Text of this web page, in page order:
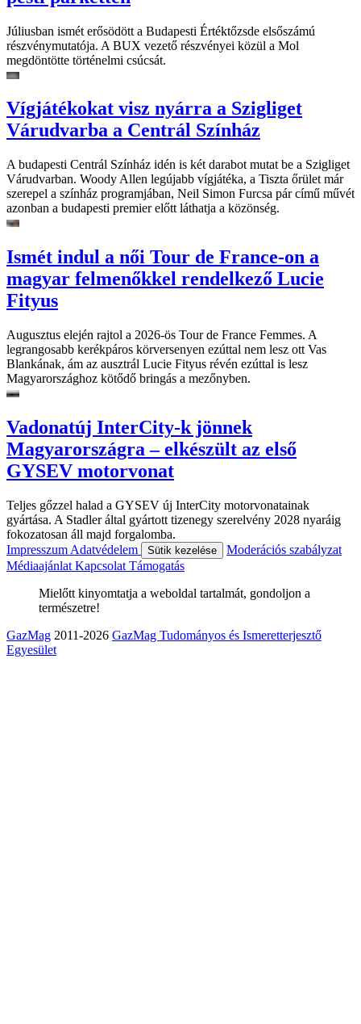
Júliusban ismét erősödött a Budapesti Értéktőzsde elsőszámú
részvénymutatója. A BUX vezető részvényei közül a Mol
megdöntötte történelmi csúcsát.
Vígjátékokat visz nyárra a Szigliget
Várudvarba a Centrál Színház
A budapesti Centrál Színház idén is két darabot mutat be a Szigliget
Várudvarban. Woody Allen legújabb vígjátéka, a Tiszta őrület már
szerepel a színház programjában, Neil Simon Furcsa pár című művét
azonban a budapesti premier előtt láthatja a közönség.
Ismét indul a női Tour de France-on a
magyar felmenőkkel rendelkező Lucie
Fityus
Augusztus elején rajtol a 2026-ös Tour de France Femmes. A
legrangosabb kerékpáros körversenyen ezúttal nem lesz ott Vas
Blankának, ám az ausztrál Lucie Fityus révén ezúttal is lesz
Magyarországhoz kötődő bringás a mezőnyben.
Vadonatúj InterCity-k jönnek
Magyarországra – elkészült az első
GYSEV motorvonat
Teljes gőzzel halad a GYSEV új InterCity motorvonatainak
gyártása. A Stadler által gyártott tizenegy szerelvény 2028 nyaráig
fokozatosan áll majd forgalomba.
Impresszum Adatvédelem Sütik kezelése
Moderációs szabályzat
Médiaajánlat Kapcsolat Támogatás
Mielőtt kinyomtatja a weboldal tartalmát, gondoljon a
természetre!
GazMag 2011-2026 GazMag Tudományos és Ismeretterjesztő
Egyesület